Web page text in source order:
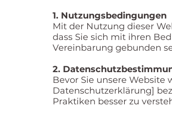
1. Nutzungsbedingungen
Mit der Nutzung dieser
dass Sie sich mit ihren
Vereinbarung gebunden
2.
Bevor Sie unsere
Datenschutzerklärung]
Praktiken besser zu